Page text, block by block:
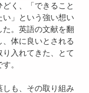
どく、「できること
い」という強い想い
た。英語の文献を翻
体に良いとされる
り入れてきた、とて
。
も、その取り組み